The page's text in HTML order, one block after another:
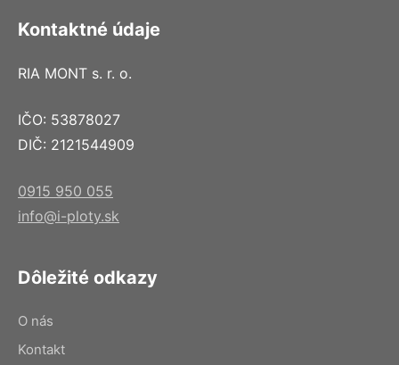
Kontaktné údaje
RIA MONT s. r. o.
IČO: 53878027
DIČ: 2121544909
0915 950 055
info@i-ploty.sk
Dôležité odkazy
O nás
Kontakt